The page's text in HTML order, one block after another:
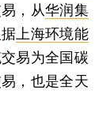
，从华润集
上海环境能
易为全国碳
，也是全天